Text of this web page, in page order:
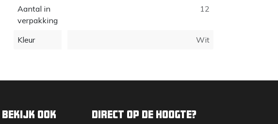
Aantal in
verpakking
12
Kleur Wit
Direct op de hoogte?
Bekijk ook